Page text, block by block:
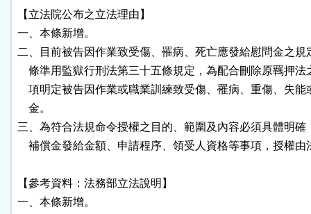
【立法院公布之立法理由】
一、本條新增。
二、目前被告因作業致受傷、罹病、死亡應發給慰問金之
條準用監獄行刑法第三十五條規定，為配合刪除原羈押
項明定被告因作業或職業訓練致受傷、罹病、重傷、失
    金。
三、為符合法規命令授權之目的、範圍及內容必須具體明
補償金發給金額、申請程序、領受人資格等事項，授權
【參考資料：法務部立法說明】
一、本條新增。